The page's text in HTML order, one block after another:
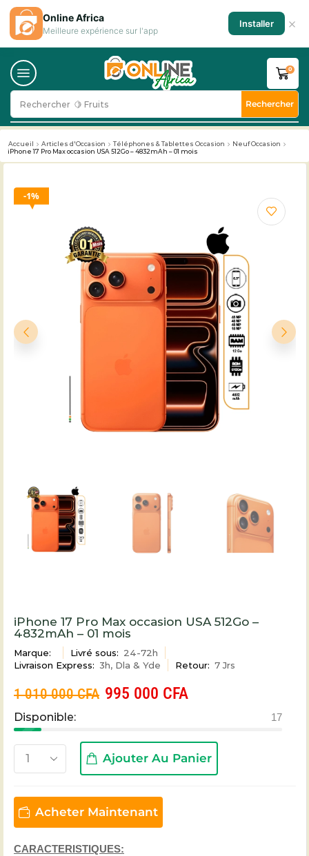
Rechercher 🥛 Milk Rechercher
0
Accueil Articles d'Occasion Téléphones & Tablettes Occasion
Neuf Occasion
iPhone 17 Pro Max occasion USA 512Go – 4832mAh – 01 mois
1%
iPhone 17 Pro Max occasion USA 512Go –
4832mAh – 01 mois
Marque: Livré sous: 24-72h
Livraison Express: 3h, Dla & Yde Retour: 7 Jrs
1 010 000CFA 995 000 CFA
Disponible: 17
Ajouter Au Panier
Acheter Maintenant
CARACTERISTIQUES:
Online Africa
Meilleure expérience sur l'app
Installer ×